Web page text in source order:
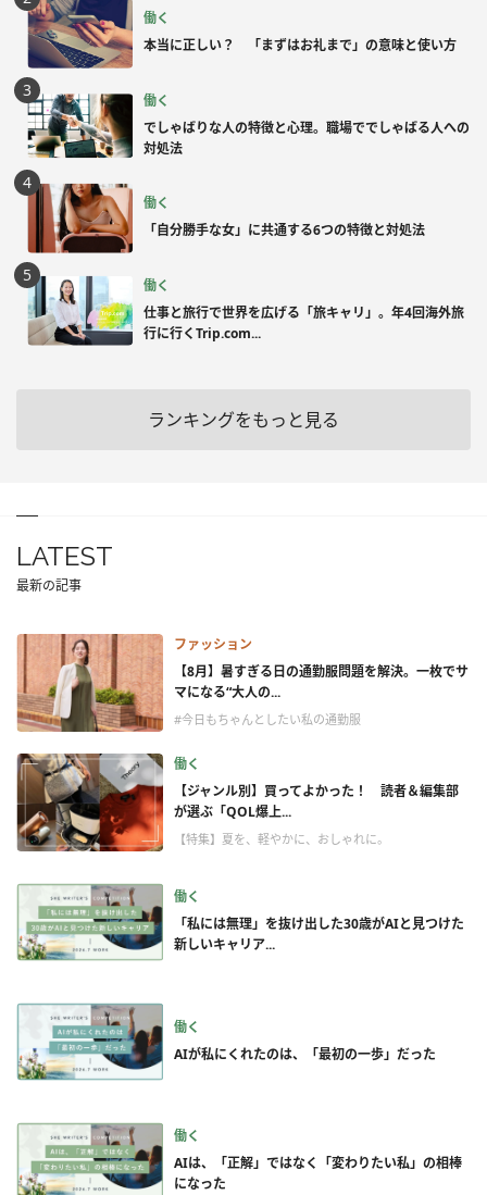
働く
本当に正しい？ 「まずはお礼まで」の意味と使い方
働く
でしゃばりな人の特徴と心理。職場ででしゃばる人への
対処法
働く
「自分勝手な女」に共通する6つの特徴と対処法
働く
仕事と旅行で世界を広げる「旅キャリ」。年4回海外旅
行に行くTrip.com...
ランキングをもっと見る
LATEST
最新の記事
ファッション
【8月】暑すぎる日の通勤服問題を解決。一枚でサ
マになる“大人の...
#今日もちゃんとしたい私の通勤服
働く
【ジャンル別】買ってよかった！ 読者＆編集部
が選ぶ「QOL爆上...
【特集】夏を、軽やかに、おしゃれに。
働く
「私には無理」を抜け出した30歳がAIと見つけた
新しいキャリア...
働く
AIが私にくれたのは、「最初の一歩」だった
働く
AIは、「正解」ではなく「変わりたい私」の相棒
になった